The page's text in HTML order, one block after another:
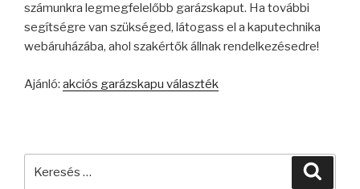
számunkra legmegfelelőbb garázskaput. Ha további
segítségre van szükséged, látogass el a kaputechnika
webáruházába, ahol szakértők állnak rendelkezésedre!
Ajánló: akciós garázskapu választék